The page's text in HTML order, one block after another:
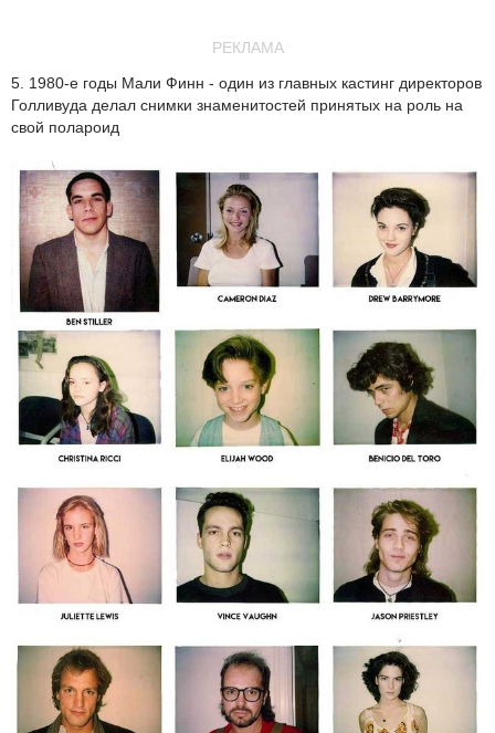
РЕКЛАМА
5. 1980-е годы Мали Финн - один из главных кастинг директоров
Голливуда делал снимки знаменитостей принятых на роль на
свой полароид